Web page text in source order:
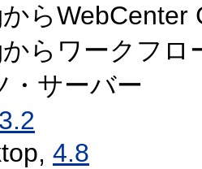
ら
らワークフ
・サーバー
4.8